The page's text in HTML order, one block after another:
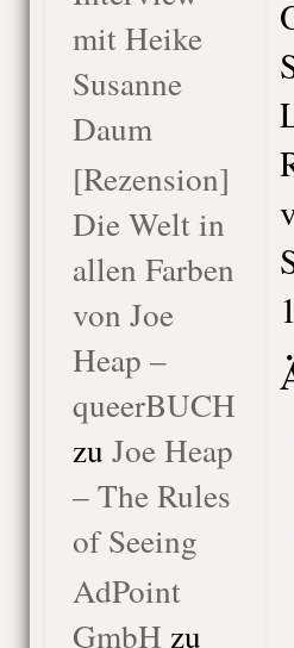
mit Heike
Susanne
Daum
[Rezension]
Die Welt in
allen Farben
von Joe
Heap –
queerBUCH
zu Joe Heap
– The Rules
of Seeing
AdPoint
GmbH zu